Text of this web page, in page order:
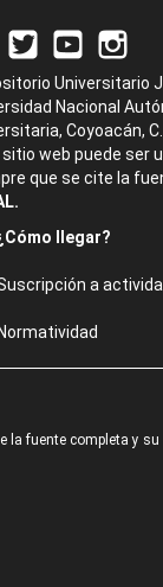
Universitario
Nacional
Coyoacán,
sitio web puede ser
que se cite la
llegar?
a
Normatividad
la fuente completa y